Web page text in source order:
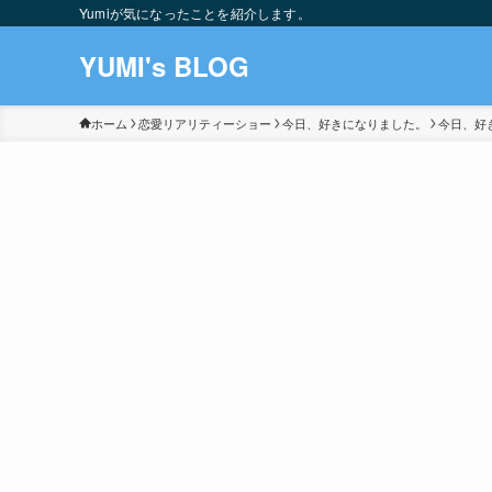
Yumiが気になったことを紹介します。
YUMI's BLOG
ホーム 恋愛リアリティーショー 今日、好きになりました。 今日、好